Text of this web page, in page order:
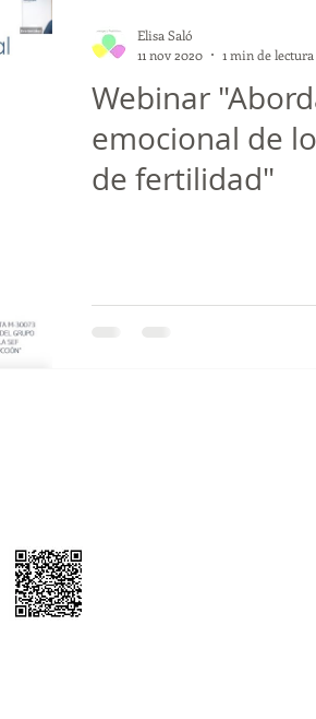
Webinar
emocional de
de fertilidad"
Elisa Saló
11 nov 2020
1 min de lectura